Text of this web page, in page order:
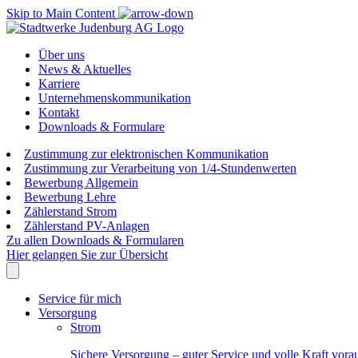
Skip to Main Content
Über uns
News & Aktuelles
Karriere
Unternehmenskommunikation
Kontakt
Downloads & Formulare
Zustimmung zur elektronischen Kommunikation
Zustimmung zur Verarbeitung von 1/4-Stundenwerten
Bewerbung Allgemein
Bewerbung Lehre
Zählerstand Strom
Zählerstand PV-Anlagen
Zu allen Downloads & Formularen
Hier gelangen Sie zur Übersicht
Service für mich
Versorgung
Strom
Sichere Versorgung – guter Service und volle Kraft